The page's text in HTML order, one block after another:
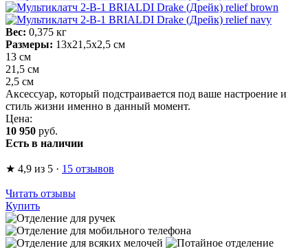
Вес: 0,375 кг
Размеры: 13х21,5х2,5 см
13 см
21,5 см
2,5 см
Аксессуар, который подстраивается под ваше настроение и
стиль жизни именно в данный момент.
Цена:
10 950 руб.
Есть в наличии
★ 4,9 из 5 · 15 отзывов
Читать отзывы
Купить